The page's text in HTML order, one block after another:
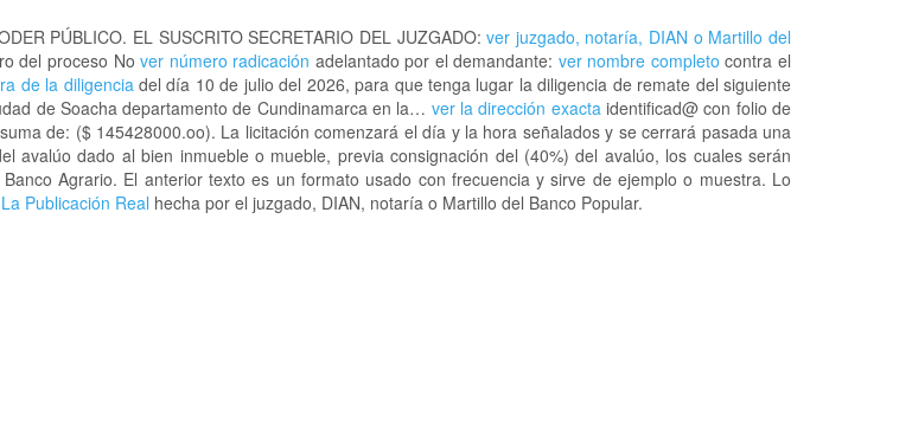
PÚBLICO. EL SUSCRITO SECRETARIO DEL JUZGADO: ver juzgado, notaría, DIAN o Martillo del
del proceso Nover número radicación adelantado por el demandante: ver nombre completo contra el
de la diligenciadel día 10 de julio del 2026, para que tenga lugar la diligencia de remate del siguiente
de Soacha departamento de Cundinamarca en la… ver la dirección exactaidentificad@ con folio de
de: ($ 145428000.oo). La licitación comenzará el día y la hora señalados y se cerrará pasada una
avalúo dado al bien inmueble o mueble, previa consignación del (40%) del avalúo, los cuales serán
Agrario. El anterior texto es un formato usado con frecuencia y sirve de ejemplo o muestra. Lo
Publicación Real hecha por el juzgado, DIAN, notaría o Martillo del Banco Popular.